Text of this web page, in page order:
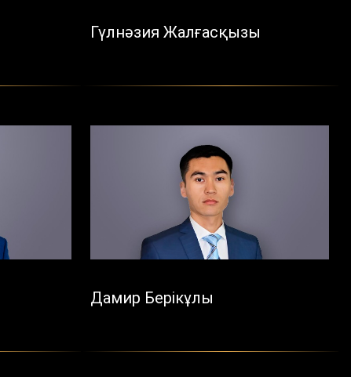
Гүлнәзия Жалғасқызы
Дамир Берікұлы